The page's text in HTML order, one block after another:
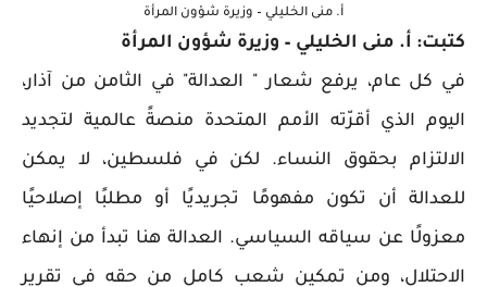
أ. منى الخليلي – وزيرة شؤون المرأة
كتبت: أ. منى الخليلي – وزيرة شؤون المرأة
في كل عام، يرفع شعار " العدالة" في الثامن من آذار،
اليوم الذي أقرّته الأمم المتحدة منصةً عالمية لتجديد
الالتزام بحقوق النساء. لكن في فلسطين، لا يمكن
للعدالة أن تكون مفهومًا تجريديًا أو مطلبًا إصلاحيًا
معزولًا عن سياقه السياسي. العدالة هنا تبدأ من إنهاء
الاحتلال، ومن تمكين شعبٍ كامل من حقه في تقرير